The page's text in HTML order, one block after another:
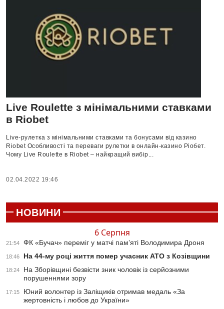
Live Roulette з мінімальними ставками
в Riobet
Live-рулетка з мінімальними ставками та бонусами від казино
Riobet Особливості та переваги рулетки в онлайн-казино Ріобет.
Чому Live Roulette в Riobet – найкращий вибір...
02.04.2022 19:46
НОВИНИ
6 Серпня
21:54 ФК «Бучач» переміг у матчі пам’яті Володимира Дроня
18:46 На 44-му році життя помер учасник АТО з Козівщини
18:24
На Зборівщині безвісти зник чоловік із серйозними
порушеннями зору
17:15
Юний волонтер із Заліщиків отримав медаль «За
жертовність і любов до України»